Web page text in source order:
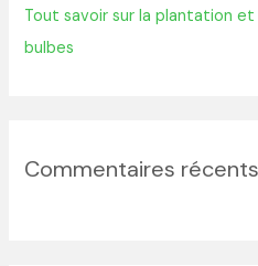
Tout savoir sur la plantation et
bulbes
Commentaires récents